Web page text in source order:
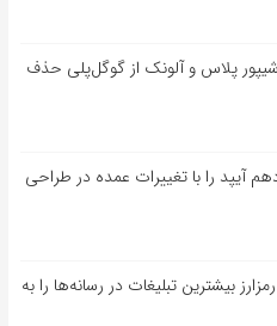
پلاس و آلونک از گوگل‌پلی حذف
آیپد را با تغییرات عمده در طراحی
بیشترین تبلیغات در رسانه‌ها را به